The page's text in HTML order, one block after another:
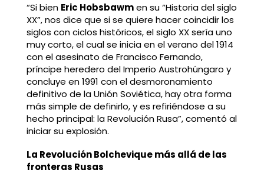
“Si bien Eric Hobsbawmen su “Historia del siglo
XX”, nos dice que si se quiere hacer coincidir los
siglos con ciclos históricos, el siglo XX sería uno
muy corto, el cual se inicia en el verano del 1914
con el asesinato de Francisco Fernando,
príncipe heredero del Imperio Austrohúngaro y
concluye en 1991 con el desmoronamiento
definitivo de la Unión Soviética, hay otra forma
más simple de definirlo, y es refiriéndose a su
hecho principal: la Revolución Rusa”, comentó al
iniciar su explosión.
La Revolución Bolchevique más allá de las
fronteras Rusas